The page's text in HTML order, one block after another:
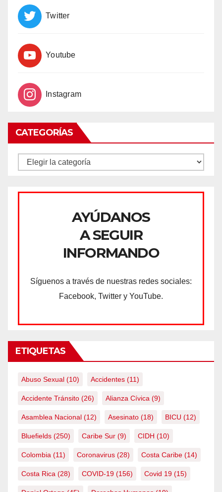
Twitter
Youtube
Instagram
CATEGORÍAS
CATEGORÍAS
AYÚDANOS
A SEGUIR
INFORMANDO
Síguenos a través de nuestras redes sociales:
Facebook, Twitter y YouTube.
ETIQUETAS
Abuso Sexual (10) Accidentes (11)
Accidente Tránsito (26) Alianza Cívica (9)
Asamblea Nacional (12) Asesinato (18) BICU (12)
Bluefields (250) Caribe Sur (9) CIDH (10)
Colombia (11) Coronavirus (28) Costa Caribe (14)
Costa Rica (28) COVID-19 (156) Covid 19 (15)